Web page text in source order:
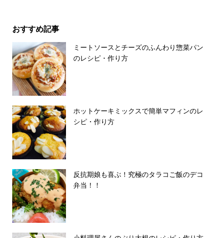
おすすめ記事
ミートソースとチーズのふんわり惣菜パン
のレシピ・作り方
ホットケーキミックスで簡単マフィンのレ
シピ・作り方
反抗期娘も喜ぶ！究極のタラコご飯のデコ
弁当！！